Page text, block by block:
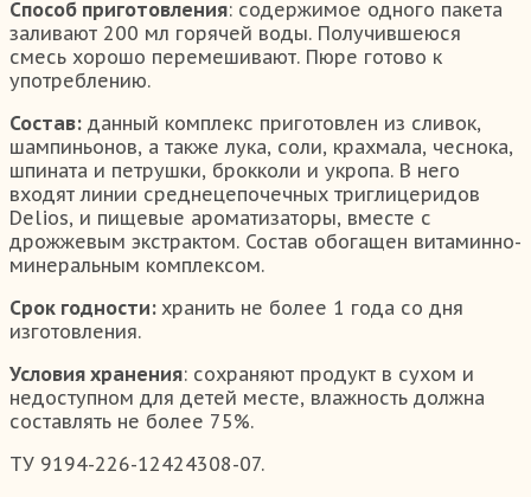
Способ приготовления: содержимое одного пакета
заливают 200 мл горячей воды. Получившеюся
смесь хорошо перемешивают. Пюре готово к
употреблению.
Состав: данный комплекс приготовлен из сливок,
шампиньонов, а также лука, соли, крахмала, чеснока,
шпината и петрушки, брокколи и укропа. В него
входят линии среднецепочечных триглицеридов
Delios, и пищевые ароматизаторы, вместе с
дрожжевым экстрактом. Состав обогащен витаминно-
минеральным комплексом.
Срок годности: хранить не более 1 года со дня
изготовления.
Условия хранения: сохраняют продукт в сухом и
недоступном для детей месте, влажность должна
составлять не более 75%.
ТУ 9194-226-12424308-07.